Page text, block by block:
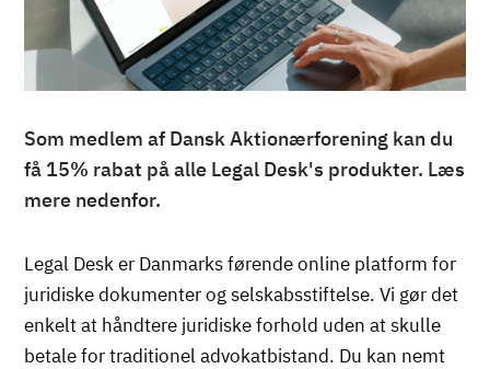
Som medlem af Dansk Aktionærforening kan du
få 15% rabat på alle Legal Desk's produkter. Læs
mere nedenfor.
Legal Desk er Danmarks førende online platform for
juridiske dokumenter og selskabsstiftelse. Vi gør det
enkelt at håndtere juridiske forhold uden at skulle
betale for traditionel advokatbistand. Du kan nemt